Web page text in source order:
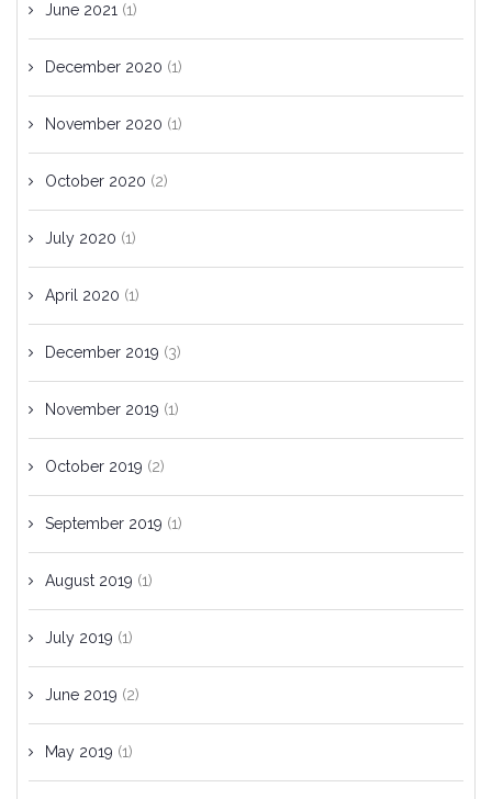
June 2021 (1)
December 2020 (1)
November 2020 (1)
October 2020 (2)
July 2020 (1)
April 2020 (1)
December 2019 (3)
November 2019 (1)
October 2019 (2)
September 2019 (1)
August 2019 (1)
July 2019 (1)
June 2019 (2)
May 2019 (1)